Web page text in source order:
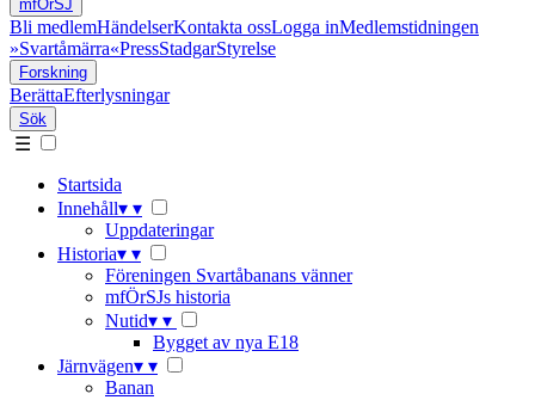
mfÖrSJ
Bli medlemHändelserKontakta ossLogga inMedlemstidningen
»Svartåmärra«PressStadgarStyrelse
Forskning
BerättaEfterlysningar
Sök
☰
Startsida
Innehåll▾ ▾
Uppdateringar
Historia▾ ▾
Föreningen Svartåbanans vänner
mfÖrSJs historia
Nutid▾ ▾
Bygget av nya E18
Järnvägen▾ ▾
Banan